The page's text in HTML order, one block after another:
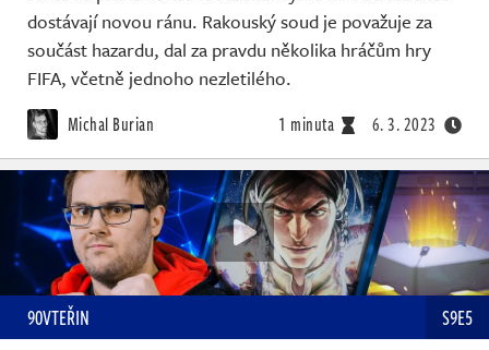
dostávají novou ránu. Rakouský soud je považuje za
součást hazardu, dal za pravdu několika hráčům hry
FIFA, včetně jednoho nezletilého.
Michal Burian 1 minuta 6. 3. 2023
90VTEŘIN S9E5